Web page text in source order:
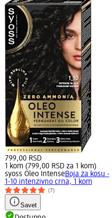
799,00 RSD
1 kom (799,00 RSD za 1 kom)
syoss Oleo IntenseBoja za kosu -
1-10 intenzivno crna, 1 kom
(7)
Savet